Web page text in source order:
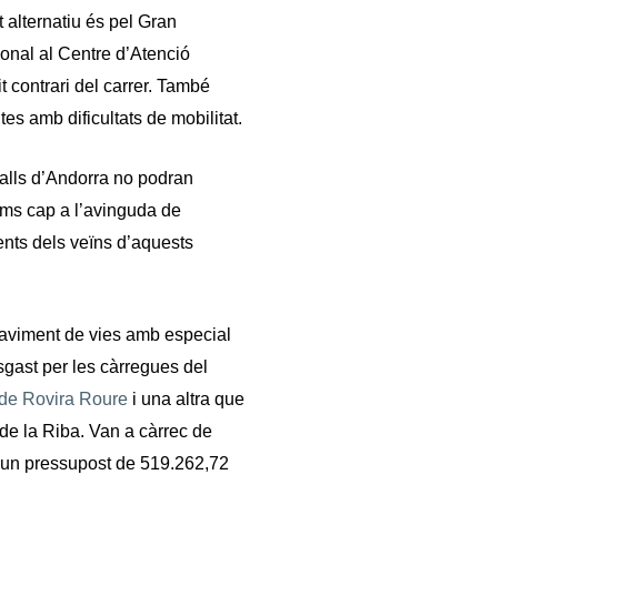
alternatiu és pel Gran
al Centre d’Atenció
contrari del carrer. També
amb dificultats de mobilitat.
d’Andorra no podran
cap a l’avinguda de
dels veïns d’aquests
de vies amb especial
per les càrregues del
Rovira Roure i una altra que
la Riba. Van a càrrec de
pressupost de 519.262,72